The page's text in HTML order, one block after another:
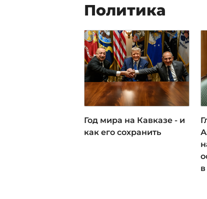
Политика
Год мира на Кавказе - и
как его сохранить